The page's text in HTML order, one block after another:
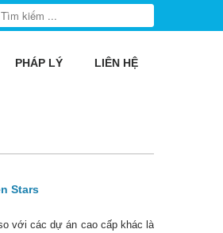
PHÁP LÝ LIÊN HỆ
Stars
với các dự án cao cấp khác là